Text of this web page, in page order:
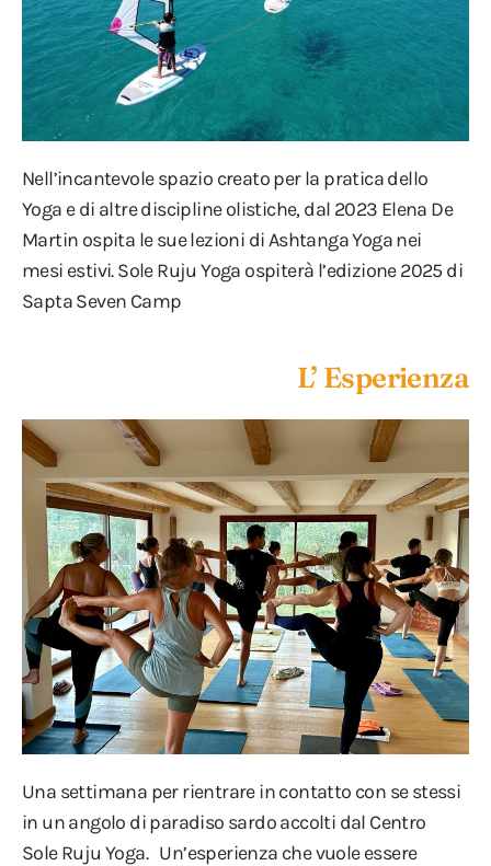
Nell’incantevole spazio creato per la pratica dello
Yoga e di altre discipline olistiche, dal 2023 Elena De
Martin ospita le sue lezioni di Ashtanga Yoga nei
mesi estivi. Sole Ruju Yoga ospiterà l’edizione 2025 di
Sapta Seven Camp
L’ Esperienza
Una settimana per rientrare in contatto con se stessi
in un angolo di paradiso sardo accolti dal Centro
Sole Ruju Yoga. Un’esperienza che vuole essere